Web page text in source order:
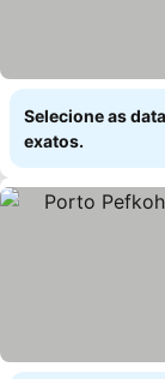
Selecione as
exatos.